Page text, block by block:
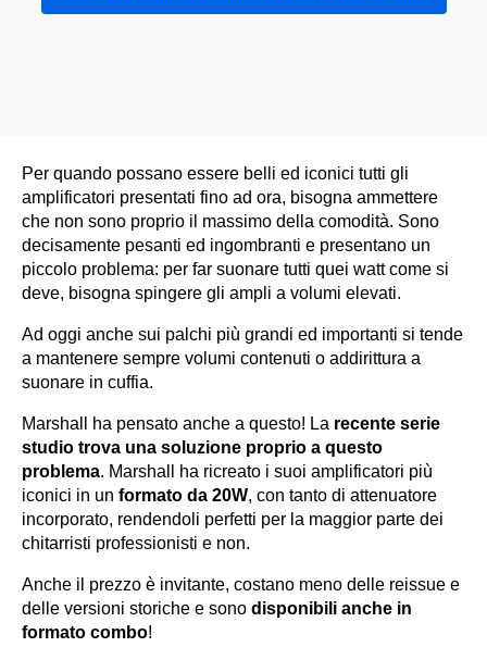
Per quando possano essere belli ed iconici tutti gli
amplificatori presentati fino ad ora, bisogna ammettere
che non sono proprio il massimo della comodità. Sono
decisamente pesanti ed ingombranti e presentano un
piccolo problema: per far suonare tutti quei watt come si
deve, bisogna spingere gli ampli a volumi elevati.
Ad oggi anche sui palchi più grandi ed importanti si tende
a mantenere sempre volumi contenuti o addirittura a
suonare in cuffia.
Marshall ha pensato anche a questo! La recente serie
studio trova una soluzione proprio a questo
problema. Marshall ha ricreato i suoi amplificatori più
iconici in un formato da 20W, con tanto di attenuatore
incorporato, rendendoli perfetti per la maggior parte dei
chitarristi professionisti e non.
Anche il prezzo è invitante, costano meno delle reissue e
delle versioni storiche e sono disponibili anche in
formato combo!